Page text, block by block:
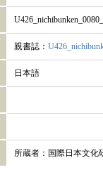
親書誌：
日本語
所蔵者：国際日本文化